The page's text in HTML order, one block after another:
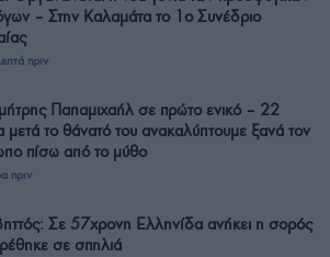
– Στην Καλαμάτα το 1ο Συνέδριο
πριν
Παπαμιχαήλ σε πρώτο ενικό – 22
μετά το θάνατό του ανακαλύπτουμε ξανά τον
πίσω από το μύθο
πριν
Σε 57χρονη Ελληνίδα ανήκει η σορός
σε σπηλιά